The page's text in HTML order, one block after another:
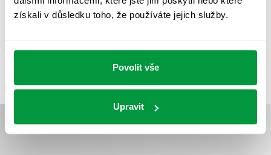
získali v důsledku toho, že používáte jejich služby.
Povolit vše
Upravit
VÝPOČET OSVĚTLENÍ VÝPOČET ZASTÍNĚNÍ